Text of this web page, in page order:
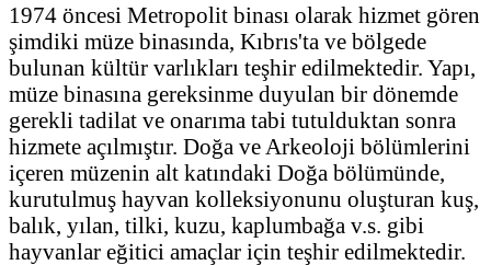
1974 öncesi Metropolit binası olarak hizmet gören
şimdiki müze binasında, Kıbrıs'ta ve bölgede
bulunan kültür varlıkları teşhir edilmektedir. Yapı,
müze binasına gereksinme duyulan bir dönemde
gerekli tadilat ve onarıma tabi tutulduktan sonra
hizmete açılmıştır. Doğa ve Arkeoloji bölümlerini
içeren müzenin alt katındaki Doğa bölümünde,
kurutulmuş hayvan kolleksiyonunu oluşturan kuş,
balık, yılan, tilki, kuzu, kaplumbağa v.s. gibi
hayvanlar eğitici amaçlar için teşhir edilmektedir.